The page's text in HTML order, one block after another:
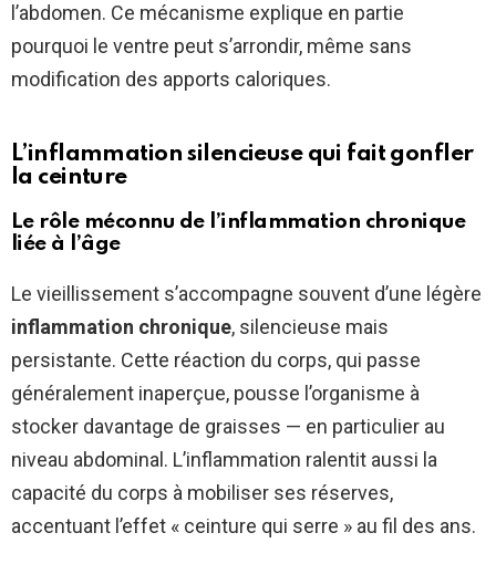
l’abdomen. Ce mécanisme explique en partie
pourquoi le ventre peut s’arrondir, même sans
modification des apports caloriques.
L’inflammation silencieuse qui fait gonfler
la ceinture
Le rôle méconnu de l’inflammation chronique
liée à l’âge
Le vieillissement s’accompagne souvent d’une légère
inflammation chronique, silencieuse mais
persistante. Cette réaction du corps, qui passe
généralement inaperçue, pousse l’organisme à
stocker davantage de graisses — en particulier au
niveau abdominal. L’inflammation ralentit aussi la
capacité du corps à mobiliser ses réserves,
accentuant l’effet « ceinture qui serre » au fil des ans.